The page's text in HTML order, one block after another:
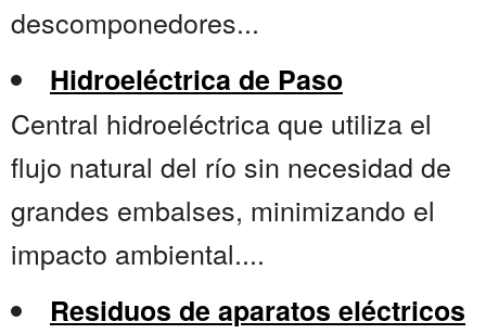
descomponedores...
Hidroeléctrica de Paso
Central hidroeléctrica que utiliza el
flujo natural del río sin necesidad de
grandes embalses, minimizando el
impacto ambiental....
Residuos de aparatos eléctricos